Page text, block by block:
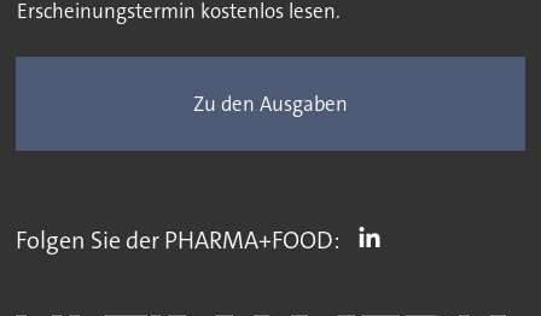
Erscheinungstermin kostenlos lesen.
Zu den Ausgaben
Folgen Sie der PHARMA+FOOD: